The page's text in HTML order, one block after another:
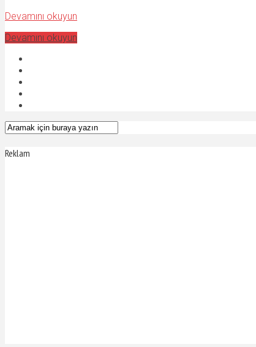
Devamını okuyun
Devamını okuyun
Reklam